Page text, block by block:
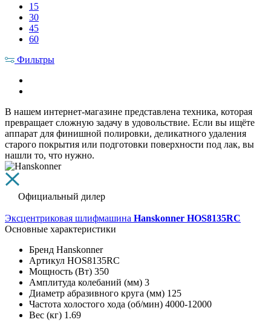
15
30
45
60
Фильтры
В нашем интернет-магазине представлена техника, которая
превращает сложную задачу в удовольствие. Если вы ищёте
аппарат для финишной полировки, деликатного удаления
старого покрытия или подготовки поверхности под лак, вы
нашли то, что нужно.
Официальный дилер
Эксцентриковая шлифмашина Hanskonner HOS8135RC
Основные характеристики
Бренд Hanskonner
Артикул HOS8135RC
Мощность (Вт) 350
Амплитуда колебаний (мм) 3
Диаметр абразивного круга (мм) 125
Частота холостого хода (об/мин) 4000-12000
Вес (кг) 1.69